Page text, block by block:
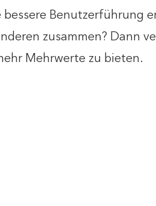
Benutzerführung
zusammen? Dann
Mehrwerte zu bieten.